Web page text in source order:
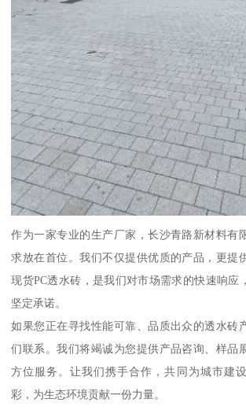
作为一家专业的生产厂家，长沙青路新材料有
求放在首位。我们不仅提供优质的产品，更提
现货PC透水砖，是我们对市场需求的快速响应
坚定承诺。
如果您正在寻找性能可靠、品质出众的透水砖
们联系。我们将竭诚为您提供产品咨询、样品
方位服务。让我们携手合作，共同为城市建
彩，为生态环境贡献一份力量。